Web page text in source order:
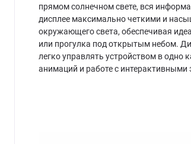
прямом солнечном свете, вся
дисплее максимально четкими и
окружающего света, обеспечивая
или прогулка под открытым небом.
легко управлять устройством в одно
анимаций и работе с интерактивными